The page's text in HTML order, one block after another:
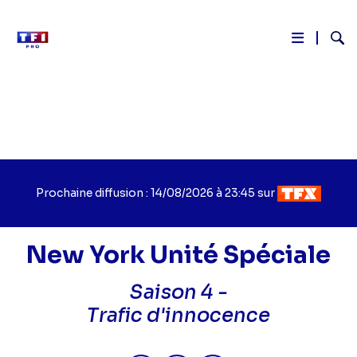
Prochaine diffusion : 14/08/2026 à 23:45 sur
New York Unité Spéciale
Saison 4 -
Trafic d'innocence